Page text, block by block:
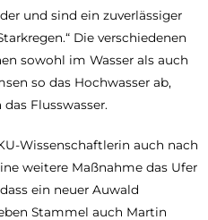
und sind ein zuverlässiger
Die verschiedenen
sowohl im Wasser als auch
so das Hochwasser ab,
Flusswasser.
Wissenschaftlerin auch nach
weitere Maßnahme das Ufer
ein neuer Auwald
Stammel auch Martin